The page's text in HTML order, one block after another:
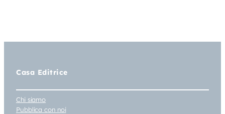
Casa Editrice
Chi siamo
Pubblica con noi